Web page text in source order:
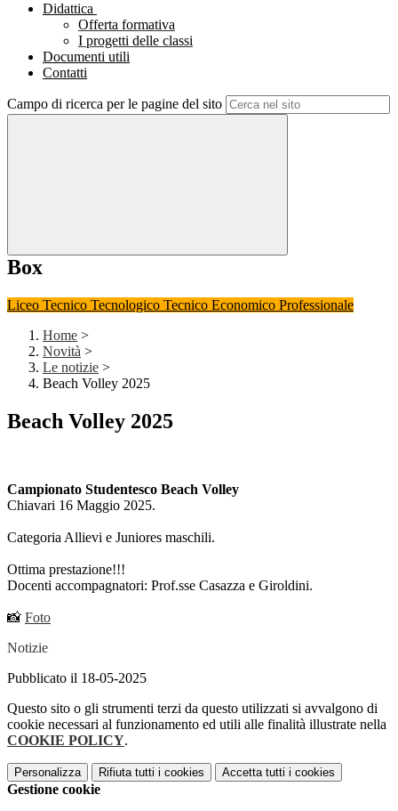
Didattica
Offerta formativa
I progetti delle classi
Documenti utili
Contatti
Campo di ricerca per le pagine del sito
Box
Liceo Tecnico Tecnologico Tecnico Economico Professionale
Home >
Novità >
Le notizie >
Beach Volley 2025
Beach Volley 2025
Campionato Studentesco Beach Volley
Chiavari 16 Maggio 2025.
Categoria Allievi e Juniores maschili.
Ottima prestazione!!!
Docenti accompagnatori: Prof.sse Casazza e Giroldini.
📸 Foto
Notizie
Pubblicato il 18-05-2025
Questo sito o gli strumenti terzi da questo utilizzati si avvalgono di
cookie necessari al funzionamento ed utili alle finalità illustrate nella
COOKIE POLICY.
Personalizza Rifiuta tutti i cookies Accetta tutti i cookies
Gestione cookie